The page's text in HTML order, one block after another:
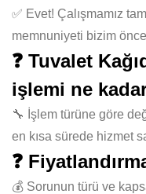
✅ Evet! Çalışmamız
memnuniyeti bizim
❓ Tuvalet
işlemi ne
🔧 İşlem türüne göre
en kısa sürede hizmet
❓
💰 Sorunun türü ve